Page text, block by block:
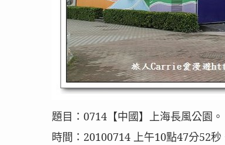
題目： 0714 【中國】上海長風公園。
時間： 20100714 上午10點47分52秒